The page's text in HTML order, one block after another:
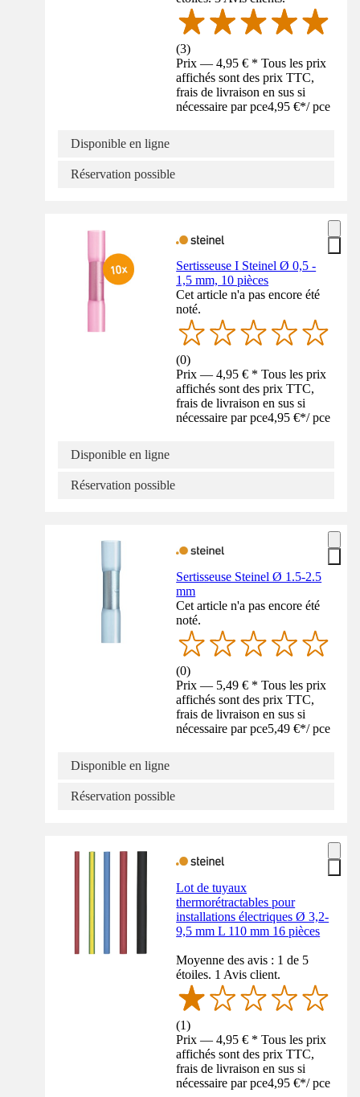
(3)
Prix — 4,95 € * Tous les prix
affichés sont des prix TTC,
frais de livraison en sus si
nécessaire par pce4,95 €*/ pce
Disponible en ligne
Réservation possible
Sertisseuse I Steinel Ø 0,5 -
1,5 mm, 10 pièces
Cet article n'a pas encore été
noté.
(0)
Prix — 4,95 € * Tous les prix
affichés sont des prix TTC,
frais de livraison en sus si
nécessaire par pce4,95 €*/ pce
Disponible en ligne
Réservation possible
Sertisseuse Steinel Ø 1.5-2.5
mm
Cet article n'a pas encore été
noté.
(0)
Prix — 5,49 € * Tous les prix
affichés sont des prix TTC,
frais de livraison en sus si
nécessaire par pce5,49 €*/ pce
Disponible en ligne
Réservation possible
Lot de tuyaux
thermorétractables pour
installations électriques Ø 3,2-
9,5 mm L 110 mm 16 pièces
Moyenne des avis : 1 de 5
étoiles. 1 Avis client.
(1)
Prix — 4,95 € * Tous les prix
affichés sont des prix TTC,
frais de livraison en sus si
nécessaire par pce4,95 €*/ pce